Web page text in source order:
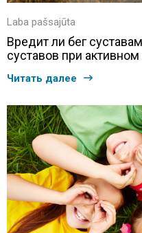
Laba pašsajūta
Вредит ли бег
суставов при
Читать далее